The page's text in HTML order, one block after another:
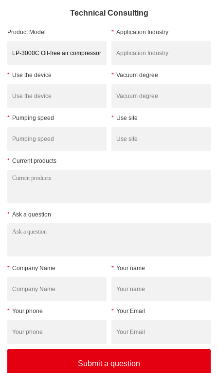
Technical Consulting
Product Model * Application Industry
* Use the device * Vacuum degree
* Pumping speed * Use site
* Current products
* Ask a question
* Company Name * Your name
* Your phone * Your Email